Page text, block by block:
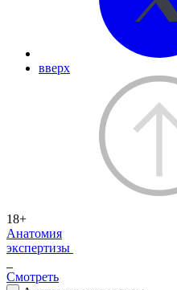
вверх
18+
Анатомия
экспертизы
Смотреть